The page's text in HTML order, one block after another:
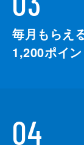
毎月もらえ
1,200ポイン
04